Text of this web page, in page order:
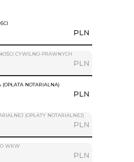
PLN
CYWILNO-PRAWNYCH
PLN
(OPŁATA NOTARIALNA)
PLN
(OPŁATY NOTARIALNEJ)
PLN
WKW
PLN